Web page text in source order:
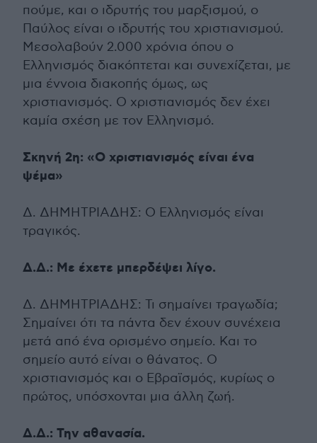
πούμε, και ο ιδρυτής του μαρξισμού, ο
Παύλος είναι ο ιδρυτής του χριστιανισμού.
Μεσολαβούν 2.000 χρόνια όπου ο
Ελληνισμός διακόπτεται και συνεχίζεται, με
μια έννοια διακοπής όμως, ως
χριστιανισμός. Ο χριστιανισμός δεν έχει
καμία σχέση με τον Ελληνισμό.
Σκηνή 2η: «Ο χριστιανισμός είναι ένα
ψέμα»
Δ. ΔΗΜΗΤΡΙΑΔΗΣ: Ο Ελληνισμός είναι
τραγικός.
Δ.Δ.: Με έχετε μπερδέψει λίγο.
Δ. ΔΗΜΗΤΡΙΑΔΗΣ: Τι σημαίνει τραγωδία;
Σημαίνει ότι τα πάντα δεν έχουν συνέχεια
μετά από ένα ορισμένο σημείο. Και το
σημείο αυτό είναι ο θάνατος. Ο
χριστιανισμός και ο Εβραϊσμός, κυρίως ο
πρώτος, υπόσχονται μια άλλη ζωή.
Δ.Δ.: Την αθανασία.